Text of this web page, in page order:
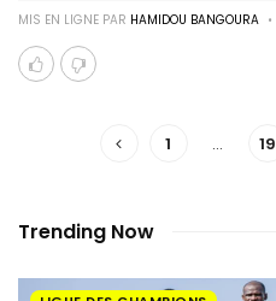
MIS EN LIGNE PAR HAMIDOU BANGOURA
1 … 19
Trending Now